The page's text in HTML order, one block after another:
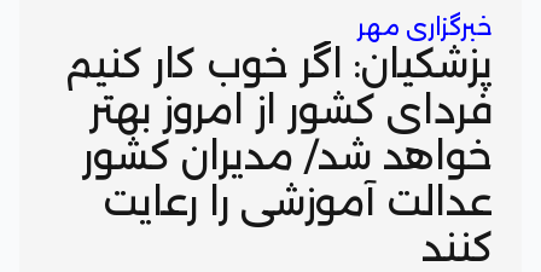
خبرگزاری مهر
پزشکیان: اگر خوب کار کنیم
فردای کشور از امروز بهتر
خواهد شد/ مدیران کشور
عدالت آموزشی را رعایت
کنند